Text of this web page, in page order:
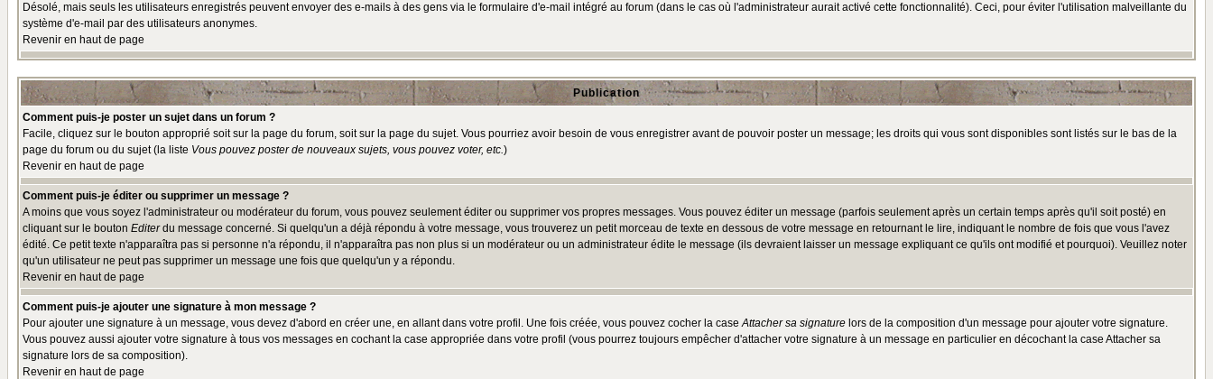
Désolé, mais seuls les utilisateurs enregistrés peuvent envoyer des e-mails à des gens via le formulaire d'e-mail intégré au forum (dans le cas où l'administrateur aurait activé cette fonctionnalité). Ceci, pour éviter l'utilisation malveillante du
système d'e-mail par des utilisateurs anonymes.
Revenir en haut de page
Publication
Comment puis-je poster un sujet dans un forum ?
Facile, cliquez sur le bouton approprié soit sur la page du forum, soit sur la page du sujet. Vous pourriez avoir besoin de vous enregistrer avant de pouvoir poster un message; les droits qui vous sont disponibles sont listés sur le bas de la
page du forum ou du sujet (la liste Vous pouvez poster de nouveaux sujets, vous pouvez voter, etc.)
Revenir en haut de page
Comment puis-je éditer ou supprimer un message ?
A moins que vous soyez l'administrateur ou modérateur du forum, vous pouvez seulement éditer ou supprimer vos propres messages. Vous pouvez éditer un message (parfois seulement après un certain temps après qu'il soit posté) en
cliquant sur le bouton Editerdu message concerné. Si quelqu'un a déjà répondu à votre message, vous trouverez un petit morceau de texte en dessous de votre message en retournant le lire, indiquant le nombre de fois que vous l'avez
édité. Ce petit texte n'apparaîtra pas si personne n'a répondu, il n'apparaîtra pas non plus si un modérateur ou un administrateur édite le message (ils devraient laisser un message expliquant ce qu'ils ont modifié et pourquoi). Veuillez noter
qu'un utilisateur ne peut pas supprimer un message une fois que quelqu'un y a répondu.
Revenir en haut de page
Comment puis-je ajouter une signature à mon message ?
Pour ajouter une signature à un message, vous devez d'abord en créer une, en allant dans votre profil. Une fois créée, vous pouvez cocher la caseAttacher sa signature lors de la composition d'un message pour ajouter votre signature.
Vous pouvez aussi ajouter votre signature à tous vos messages en cochant la case appropriée dans votre profil (vous pourrez toujours empêcher d'attacher votre signature à un message en particulier en décochant la case Attacher sa
signature lors de sa composition).
Revenir en haut de page